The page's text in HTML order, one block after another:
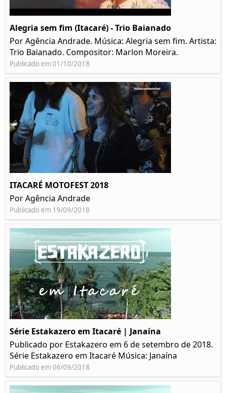
Alegria sem fim (Itacaré) - Trio Baianado
Por Agência Andrade. Música: Alegria sem fim. Artista:
Trio Baianado. Compositor: Marlon Moreira.
Publicado em 01/10/2018
ITACARÉ MOTOFEST 2018
Por Agência Andrade
Publicado em 19/09/2018
Série Estakazero em Itacaré | Janaína
Publicado por Estakazero em 6 de setembro de 2018.
Série Estakazero em Itacaré Música: Janaína
Publicado em 06/09/2018